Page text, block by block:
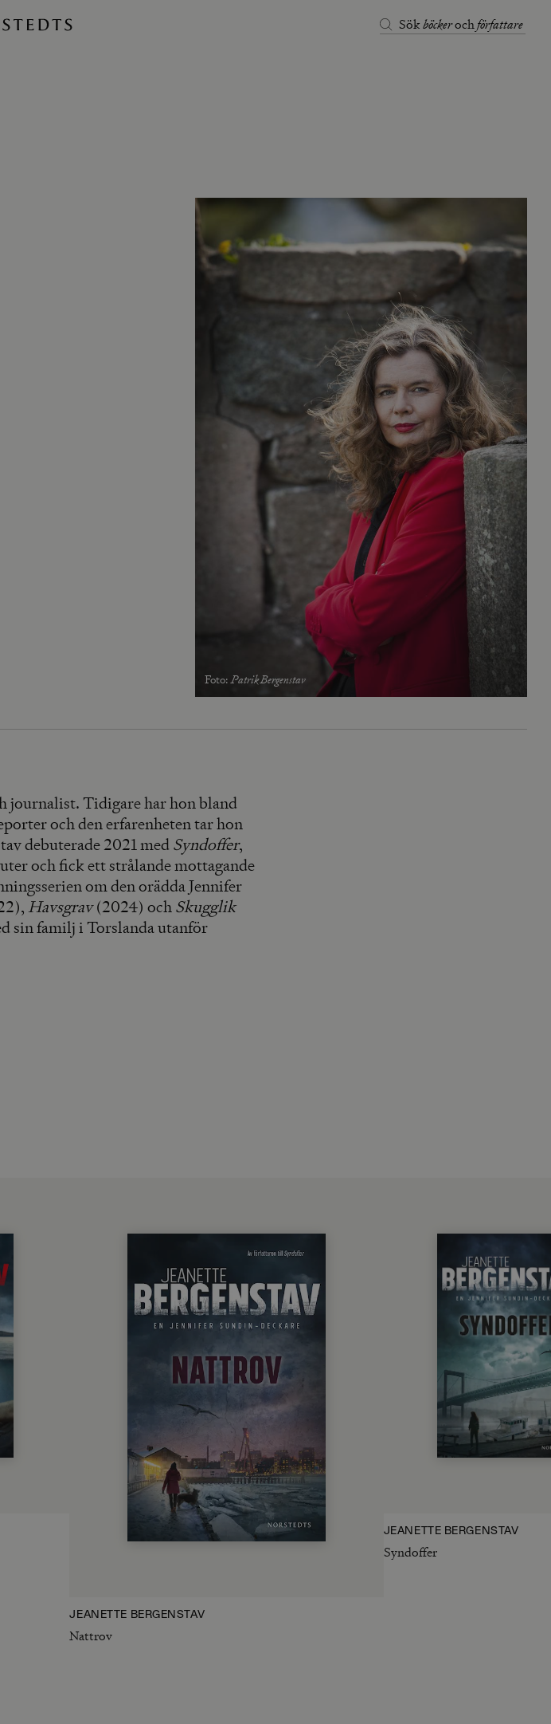
Sökböckerochförfattare
Foto: Patrik Bergenstav
journalist. Tidigare har hon bland
och den erfarenheten tar hon
debuterade 2021 med Syndoffer,
och fick ett strålande mottagande
om den orädda Jennifer
Havsgrav(2024) och Skugglik
sin familj i Torslanda utanför
JEANETTE BERGENSTAV
Nattrov
JEANETTE BERGENSTAV
Syndoffer